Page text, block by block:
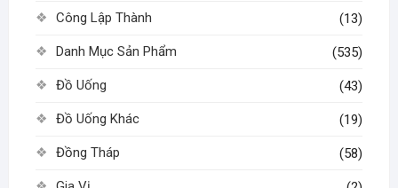
Công Lập Thành (13)
Danh Mục Sản Phẩm (535)
Đồ Uống (43)
Đồ Uống Khác (19)
Đồng Tháp (58)